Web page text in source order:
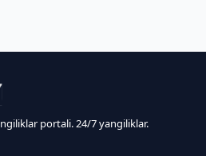
portali. 24/7 yangiliklar.